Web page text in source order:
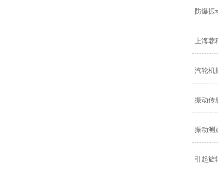
防爆振
上海蓉
汽轮机
振动传
振动测
引起旋